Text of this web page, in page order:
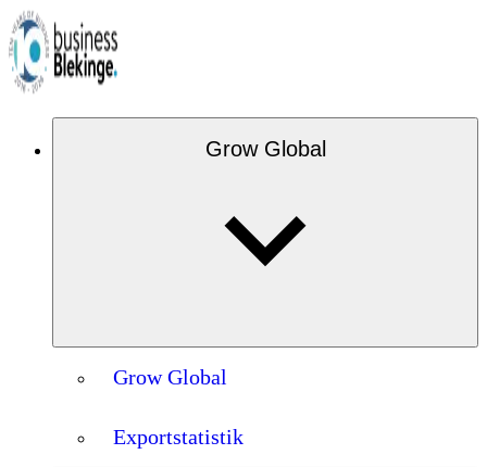
Grow Global
Grow Global
Exportstatistik